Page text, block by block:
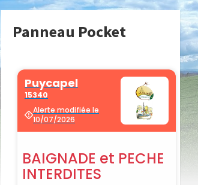
Panneau Pocket